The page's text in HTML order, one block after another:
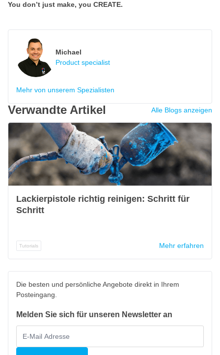
You don’t just make, you CREATE.
Michael
Product specialist
Mehr von unserem Spezialisten
Verwandte Artikel Alle Blogs anzeigen
Lackierpistole richtig reinigen: Schritt für
Schritt
Tutorials Mehr erfahren
Die besten und persönliche Angebote direkt in Ihrem
Posteingang.
Melden Sie sich für unseren Newsletter an